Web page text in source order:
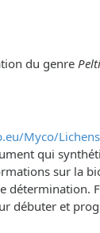
du genre
Myco/
qui
sur la
détermination.
débuter et